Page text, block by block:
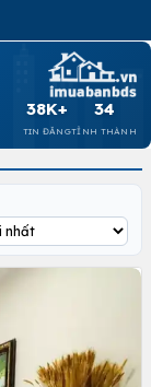
38K+
TIN ĐĂNG
34
TỈNH THÀNH